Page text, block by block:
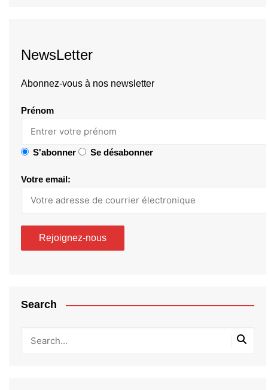
NewsLetter
Abonnez-vous à nos newsletter
Prénom
S'abonner Se désabonner
Votre email:
Search